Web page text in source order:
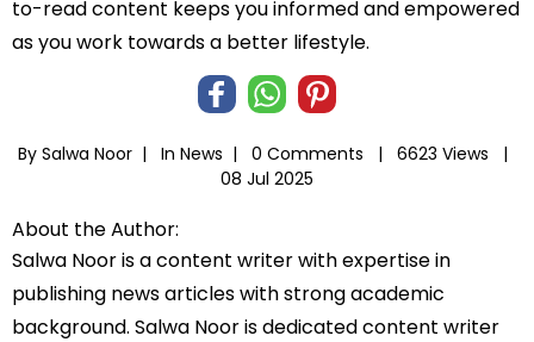
to-read content keeps you informed and empowered
as you work towards a better lifestyle.
By Salwa Noor | In News | 0 Comments |
6623 Views |
08 Jul 2025
About the Author:
Salwa Noor is a content writer with expertise in
publishing news articles with strong academic
background. Salwa Noor is dedicated content writer